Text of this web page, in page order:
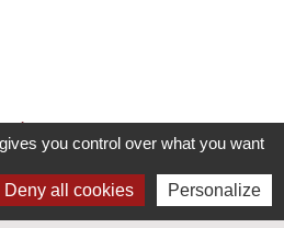
you control over what you want
Deny all cookies Personalize